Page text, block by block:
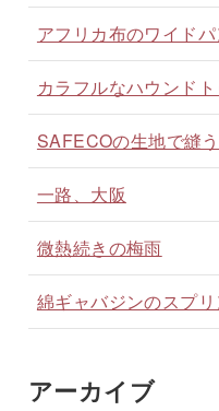
アフリカ布のワイド
カラフルなハウンド
SAFECOの生地で縫
一路、大阪
微熱続きの梅雨
綿ギャバジンのスプ
アーカイブ